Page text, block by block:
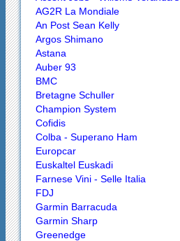
AG2R La Mondiale
An Post Sean Kelly
Argos Shimano
Astana
Auber 93
BMC
Bretagne Schuller
Champion System
Cofidis
Colba - Superano Ham
Europcar
Euskaltel Euskadi
Farnese Vini - Selle Italia
FDJ
Garmin Barracuda
Garmin Sharp
Greenedge